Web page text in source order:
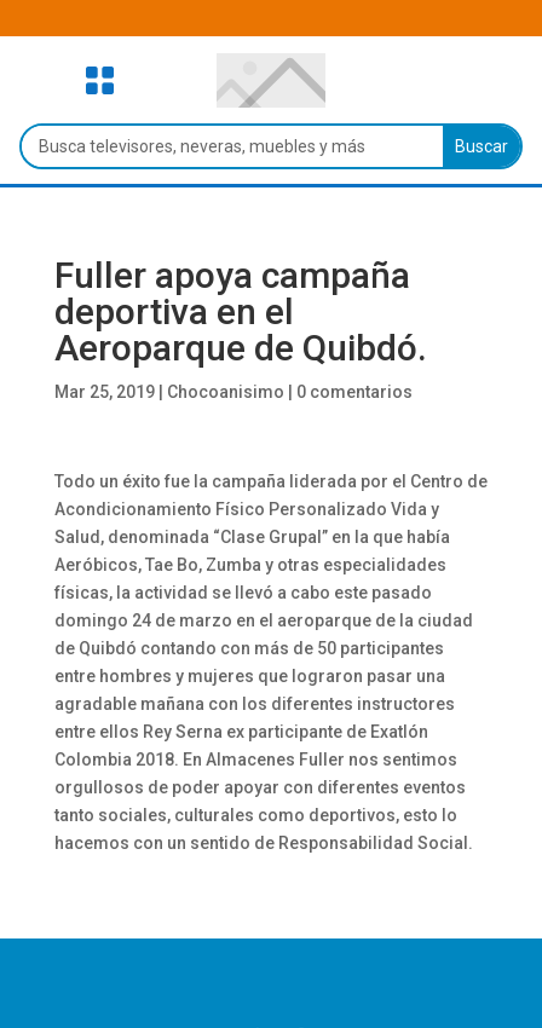

Fuller apoya campaña
deportiva en el
Aeroparque de Quibdó.
Mar 25, 2019| Chocoanisimo 0 comentarios
Todo un éxito fue la campaña liderada por el Centro de
Acondicionamiento Físico Personalizado Vida y
Salud, denominada “Clase Grupal” en la que había
Aeróbicos, Tae Bo, Zumba y otras especialidades
físicas, la actividad se llevó a cabo este pasado
domingo 24 de marzo en el aeroparque de la ciudad
de Quibdó contando con más de 50 participantes
entre hombres y mujeres que lograron pasar una
agradable mañana con los diferentes instructores
entre ellos Rey Serna ex participante de Exatlón
Colombia 2018. En Almacenes Fuller nos sentimos
orgullosos de poder apoyar con diferentes eventos
tanto sociales, culturales como deportivos, esto lo
hacemos con un sentido de Responsabilidad Social.